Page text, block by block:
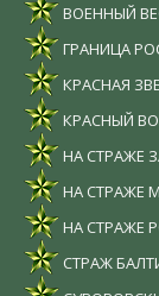
ВОЕННЫЙ
ГРАНИЦА
КРАСНАЯ
КРАСНЫЙ
НА СТРАЖЕ
НА СТРАЖЕ
НА СТРАЖЕ
СТРАЖ